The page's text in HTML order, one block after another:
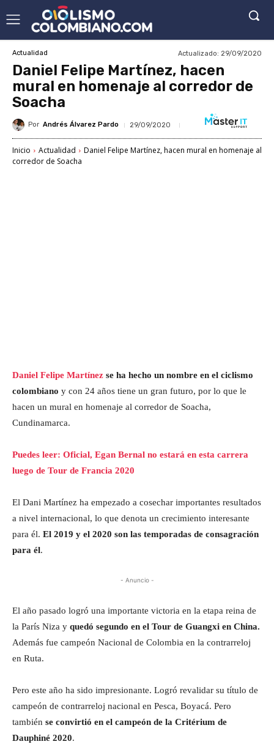
Actualidad Actualizado: 29/09/2020
Daniel Felipe Martínez, hacen
mural en homenaje al corredor de
Soacha
Por Andrés Álvarez Pardo 29/09/2020
Inicio Actualidad
Daniel Felipe Martínez, hacen mural en homenaje al
corredor de Soacha
Daniel Felipe Martínez se ha hecho un nombre en el ciclismo
colombiano y con 24 años tiene un gran futuro, por lo que le
hacen un mural en homenaje al corredor de Soacha,
Cundinamarca.
Puedes leer: Oficial, Egan Bernal no estará en esta carrera
luego de Tour de Francia 2020
El Dani Martínez ha empezado a cosechar importantes resultados
a nivel internacional, lo que denota un crecimiento interesante
para él. El 2019 y el 2020 son las temporadas de consagración
para él.
- Anuncio -
El año pasado logró una importante victoria en la etapa reina de
la París Niza y quedó segundo en el Tour de Guangxi en China.
Además fue campeón Nacional de Colombia en la contrarreloj
en Ruta.
Pero este año ha sido impresionante. Logró revalidar su título de
campeón de contrarreloj nacional en Pesca, Boyacá. Pero
también se convirtió en el campeón de la Critérium de
Dauphiné 2020.